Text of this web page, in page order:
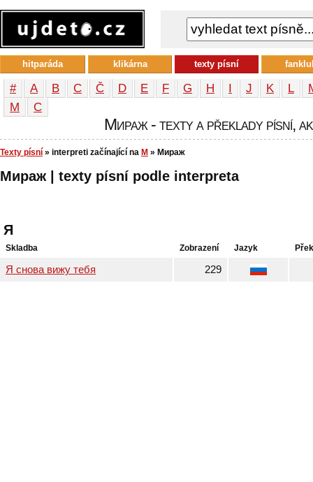
# A B C Č D E F G H I J K L
М
С
Мираж - texty a překlady písní,
Texty písní » interpreti začínající na М » Мираж
Мираж | texty písní podle interpreta
Я
Skladba Zobrazení Jazyk
Я снова вижу тебя 229
hitparáda klikárna texty písní